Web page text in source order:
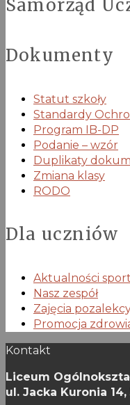
Samorząd
Dokumenty
Statut szkoły
Standardy
Program IB-DP
Podanie – wzór
Duplikaty
Zmiana klasy
RODO
Dla uczniów
Aktualności
Nasz zespół
Zajęcia
Promocja
Kontakt
Liceum
ul. Jacka Kuronia 14,